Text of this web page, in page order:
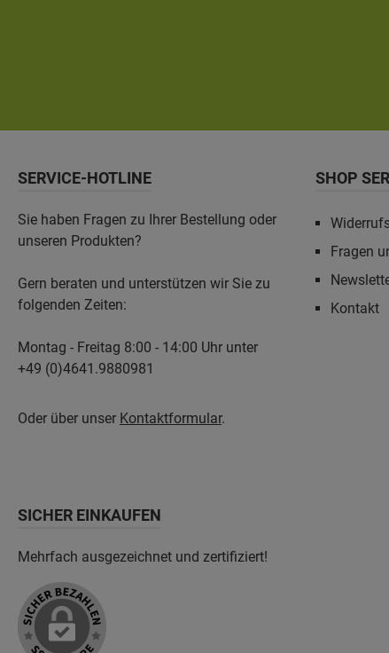
SERVICE-HOTLINE
Sie haben Fragen zu Ihrer Bestellung oder
unseren Produkten?
Gern beraten und unterstützen wir Sie zu
folgenden Zeiten:
Montag - Freitag 8:00 - 14:00 Uhr unter
+49 (0)4641.9880981
Oder über unser Kontaktformular.
SHOP
Fragen
Kontakt
SICHER EINKAUFEN
Mehrfach ausgezeichnet und zertifiziert!